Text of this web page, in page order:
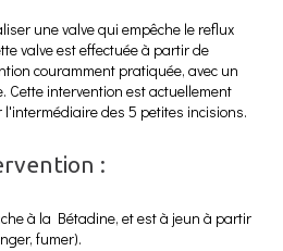
une valve qui empêche le reflux
valve est effectuée à partir de
couramment pratiquée, avec un
Cette intervention est actuellement
l'intermédiaire des 5 petites incisions.
:
à la Bétadine, et est à jeun à partir
fumer).